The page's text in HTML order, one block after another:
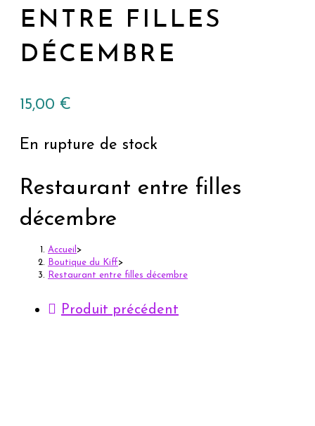
ENTRE FILLES
DÉCEMBRE
15,00 €
En rupture de stock
Restaurant entre filles
décembre
Accueil >
Boutique du Kiff>
Restaurant entre filles décembre
Produit précédent